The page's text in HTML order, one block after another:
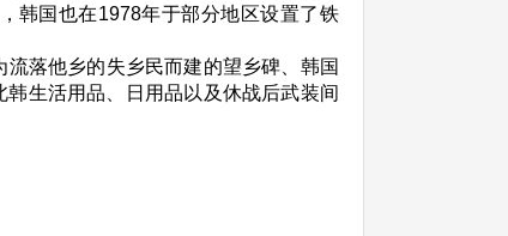
韩国也在1978年于部分地区设置了铁
落他乡的失乡民而建的望乡碑、韩国
生活用品、日用品以及休战后武装间